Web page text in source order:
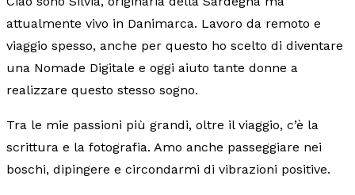
attualmente vivo in Danimarca. Lavoro da remoto e
viaggio spesso, anche per questo ho scelto di diventare
una Nomade Digitale e oggi aiuto tante donne a
realizzare questo stesso sogno.
Tra le mie passioni più grandi, oltre il viaggio, c’è la
scrittura e la fotografia. Amo anche passeggiare nei
boschi, dipingere e circondarmi di vibrazioni positive.